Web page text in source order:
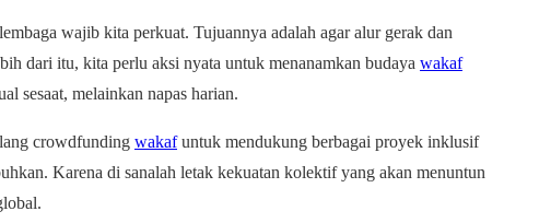
wajib kita perkuat. Tujuannya adalah agar alur gerak dan
dari itu, kita perlu aksi nyata untuk menanamkan budaya wakaf
sesaat, melainkan napas harian.
crowdfunding wakafuntuk mendukung berbagai proyek inklusif
Karena di sanalah letak kekuatan kolektif yang akan menuntun